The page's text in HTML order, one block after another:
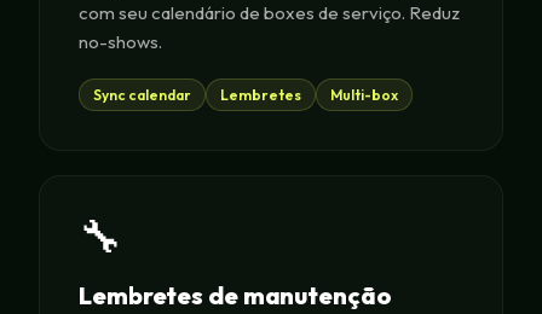
com seu calendário de boxes de serviço. Reduz
no-shows.
Sync calendar Lembretes Multi-box
🔧
Lembretes de manutenção